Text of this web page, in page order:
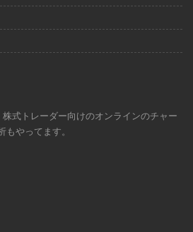
式トレーダー向けのオンラインのチャー
もやってます。